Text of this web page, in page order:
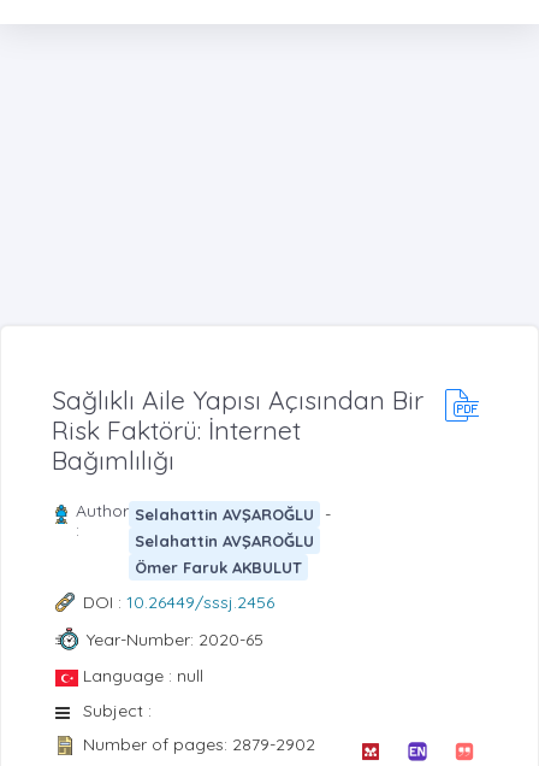
Sağlıklı Aile Yapısı Açısından Bir
Risk Faktörü: İnternet
Bağımlılığı
Author
:
Selahattin AVŞAROĞLU -
Selahattin AVŞAROĞLU
Ömer Faruk AKBULUT
DOI : 10.26449/sssj.2456
Year-Number: 2020-65
Language : null
Subject :
Number of pages: 2879-2902